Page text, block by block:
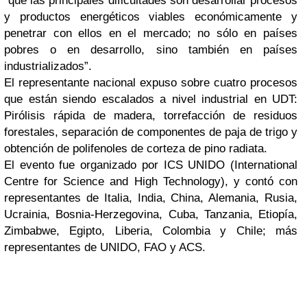
y productos energéticos viables económicamente y
penetrar con ellos en el mercado; no sólo en países
pobres o en desarrollo, sino también en países
industrializados”.
El representante nacional expuso sobre cuatro procesos
que están siendo escalados a nivel industrial en UDT:
Pirólisis rápida de madera, torrefacción de residuos
forestales, separación de componentes de paja de trigo y
obtención de polifenoles de corteza de pino radiata.
El evento fue organizado por ICS UNIDO (International
Centre for Science and High Technology), y contó con
representantes de Italia, India, China, Alemania, Rusia,
Ucrainia, Bosnia-Herzegovina, Cuba, Tanzania, Etiopía,
Zimbabwe, Egipto, Liberia, Colombia y Chile; más
representantes de UNIDO, FAO y ACS.